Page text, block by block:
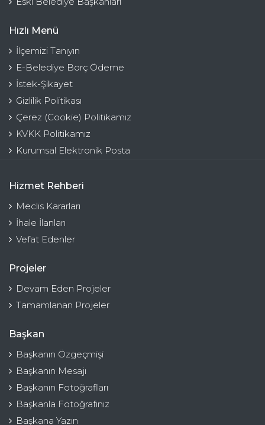
Hızlı Menü
İlçemizi Tanıyın
E-Belediye Borç Ödeme
İstek-Şikayet
Gizlilik Politikası
Çerez (Cookie) Politikamız
KVKK Politikamız
Kurumsal Elektronik Posta
Hizmet Rehberi
Meclis Kararları
İhale İlanları
Vefat Edenler
Projeler
Devam Eden Projeler
Tamamlanan Projeler
Başkan
Başkanın Özgeçmişi
Başkanın Mesajı
Başkanın Fotoğrafları
Başkanla Fotoğrafınız
Başkana Yazın